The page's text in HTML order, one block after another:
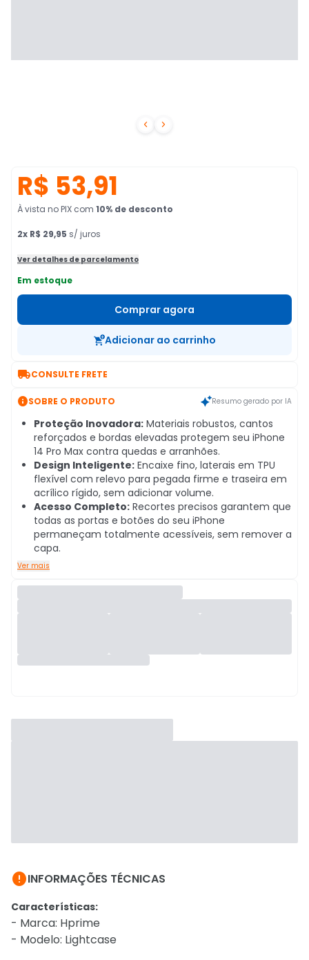
 
R$ 53,91
À vista no PIX com 10% de desconto
2x R$ 29,95 s/ juros
Ver detalhes de parcelamento
Em estoque
Comprar agora
Adicionar ao carrinho
CONSULTE FRETE
SOBRE O PRODUTO Resumo gerado por IA
Proteção Inovadora: Materiais robustos, cantos
reforçados e bordas elevadas protegem seu iPhone
14 Pro Max contra quedas e arranhões.
Design Inteligente: Encaixe fino, laterais em TPU
flexível com relevo para pegada firme e traseira em
acrílico rígido, sem adicionar volume.
Acesso Completo: Recortes precisos garantem que
todas as portas e botões do seu iPhone
permaneçam totalmente acessíveis, sem remover a
capa.
Ver mais
INFORMAÇÕES TÉCNICAS
Características:
- Marca: Hprime
- Modelo: Lightcase